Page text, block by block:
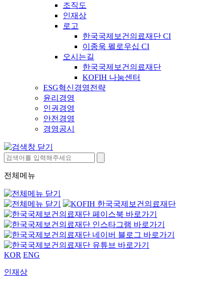
조직도
인재상
로고
한국국제보건의료재단 CI
이종욱 펠로우십 CI
오시는길
한국국제보건의료재단
KOFIH 나눔센터
ESG혁신경영전략
윤리경영
인권경영
안전경영
경영공시
전체메뉴
KOR ENG
인재상